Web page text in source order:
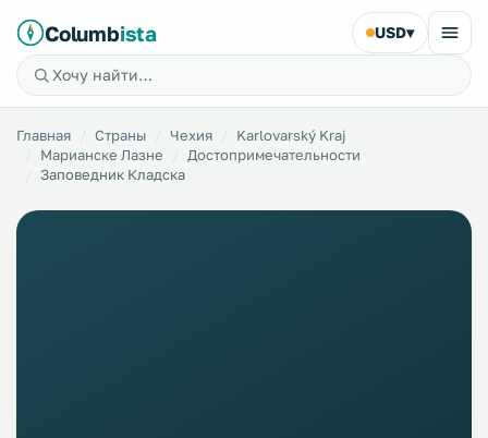
Columbista USD▾
Главная Страны Чехия
Karlovarský Kraj
Марианске Лазне
Достопримечательности
Заповедник Кладска